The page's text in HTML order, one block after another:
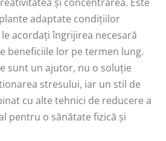
și concentrarea. Este
adaptate condițiilor
acordați îngrijirea necesară
beneficiile lor pe termen lung.
sunt un ajutor, nu o soluție
stresului, iar un stil de
cu alte tehnici de reducere a
pentru o sănătate fizică și